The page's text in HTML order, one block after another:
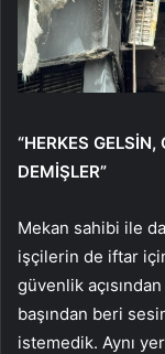
“HERKES
DEMİŞLER”
Mekan sahibi ile
işçilerin de iftar
güvenlik
başından beri
istemedik. Aynı